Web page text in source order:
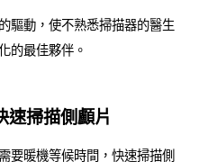
驅動，使不熟悉掃描器的醫生
的最佳夥伴。
速掃描側顱片
要暖機等候時間，快速掃描側